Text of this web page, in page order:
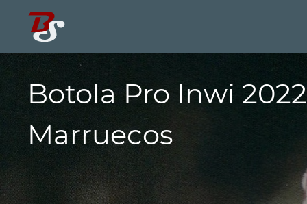
Botola Pro Inwi
Marruecos